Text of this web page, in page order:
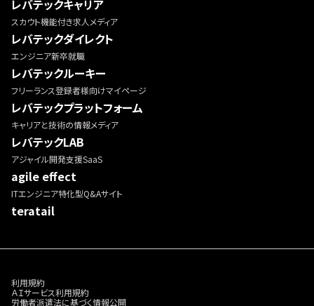
レバテックキャリア
スカウト機能付き求人メディア
レバテックダイレクト
エンジニア新卒就職
レバテックルーキー
フリーランス登録者様向けマイページ
レバテックプラットフォーム
キャリアと技術の情報メディア
レバテックLAB
アジャイル開発支援SaaS
agile effect
ITエンジニア特化型Q&Aサイト
teratail
利用規約
ＡＩサービス利用規約
労働者派遣法に基づく情報公開